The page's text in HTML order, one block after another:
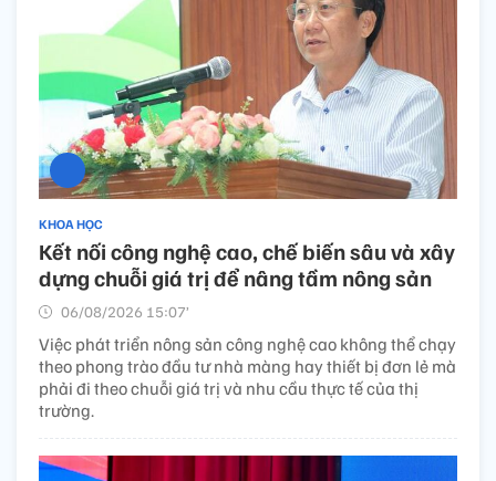
KHOA HỌC
Kết nối công nghệ cao, chế biến sâu và xây
dựng chuỗi giá trị để nâng tầm nông sản
06/08/2026 15:07’
Việc phát triển nông sản công nghệ cao không thể chạy
theo phong trào đầu tư nhà màng hay thiết bị đơn lẻ mà
phải đi theo chuỗi giá trị và nhu cầu thực tế của thị
trường.